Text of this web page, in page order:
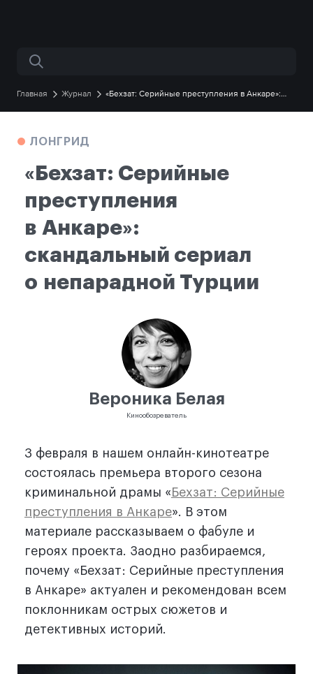
Поиск по сайту
Главная Журнал
«Бехзат: Серийные преступления в Анкаре»:
ЛОНГРИД
«Бехзат: Серийные
преступления
в Анкаре»:
скандальный сериал
о непарадной Турции
Вероника Белая
Кинообозреватель
3 февраля в нашем онлайн-кинотеатре
состоялась премьера второго сезона
криминальной драмы « Бехзат: Серийные
преступления в Анкаре». В этом
материале рассказываем о фабуле и
героях проекта. Заодно разбираемся,
почему «Бехзат: Серийные преступления
в Анкаре» актуален и рекомендован всем
поклонникам острых сюжетов и
детективных историй.